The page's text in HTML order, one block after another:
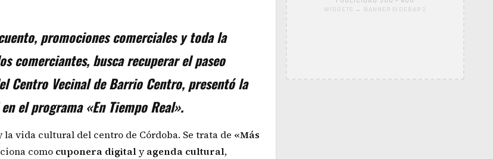
promociones comerciales y toda la
comerciantes, busca recuperar el paseo
Centro Vecinal de Barrio Centro, presentó la
el programa «En Tiempo Real».
vida cultural del centro de Córdoba. Se trata de «Más
como cuponera digitalyagenda cultural,
WIDGETS → BANNER SIDEBAR 2